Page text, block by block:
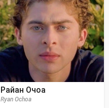
Райан Очоа
Ryan Ochoa